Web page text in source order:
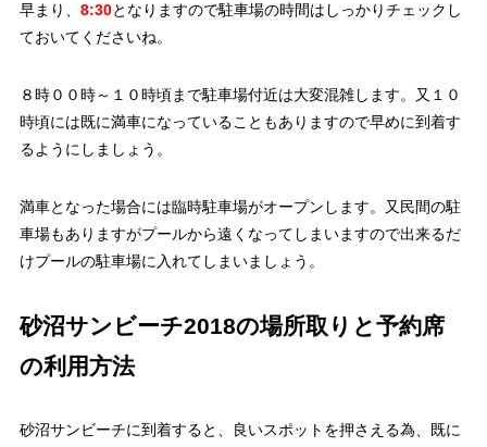
早まり、 8:30となりますので駐車場の時間はしっかりチェックし
ておいてくださいね。
８時００時～１０時頃まで駐車場付近は大変混雑します。又１０
時頃には既に満車になっていることもありますので早めに到着す
るようにしましょう。
満車となった場合には臨時駐車場がオープンします。又民間の駐
車場もありますがプールから遠くなってしまいますので出来るだ
けプールの駐車場に入れてしまいましょう。
砂沼サンビーチ2018の場所取りと予約席
の利用方法
砂沼サンビーチに到着すると、良いスポットを押さえる為、既に